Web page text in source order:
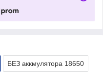
БЕЗ аккмулятора 18650